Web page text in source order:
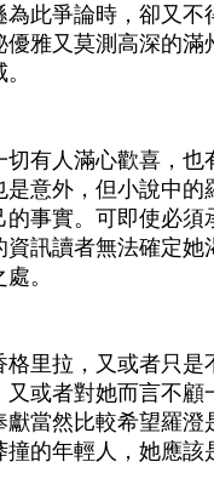
為此爭論時，卻又
優雅又莫測高深的
切有人滿心歡喜，
意外，但小說中
的事實。可即使必
訊讀者無法確定
。
里拉，又或者只
又或者對她而言不
當然比較希望羅
撞的年輕人，她應